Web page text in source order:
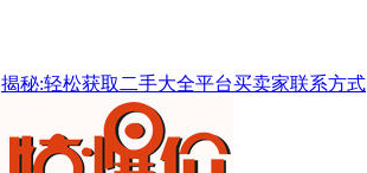
揭秘:轻松获取二手大全平台买卖家联系方式